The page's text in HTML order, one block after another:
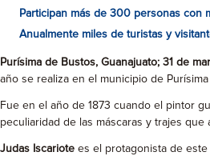
Participan más de 300 personas con
Anualmente miles de turistas y
Purísima de Bustos, Guanajuato; 31 de
año se realiza en el municipio de
Fue en el año de 1873 cuando el pintor
peculiaridad de las máscaras y trajes que
Judas Iscariote es el protagonista de